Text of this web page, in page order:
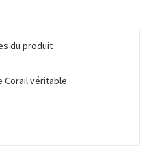
du produit
Corail véritable